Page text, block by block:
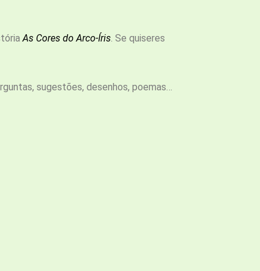
As Cores do Arco-Íris. Se quiseres
sugestões, desenhos, poemas…